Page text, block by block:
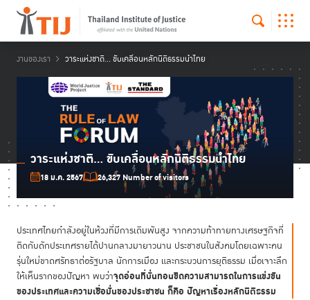
งานของเรา วาระแห่งชาติ… ขับเคลื่อนหลักนิติธรรมนำไทย
วาระแห่งชาติ… ขับเคลื่อนหลักนิติธรรมนำไทย
18 ม.ค. 2567 26,327 Number of visitors
ประเทศไทยกำลังอยู่ในห้วงที่มีการเดิมพันสูง จากความท้าทายทางเศรษฐกิจที่
ติดกับดักประเทศรายได้ปานกลางมายาวนาน ประชาชนในสังคมโดยเฉพาะคน
รุ่นใหม่ขาดศรัทธาต่อรัฐบาล นักการเมือง และกระบวนการยุติธรรม เมื่อเจาะลึก
ให้เห็นรากของปัญหา พบว่าจุดอ่อนที่บั่นทอนขีดความสามารถในการแข่งขัน
ของประเทศและความเชื่อมั่นของประชาชน ก็คือ ปัญหาเรื่องหลักนิติธรรม